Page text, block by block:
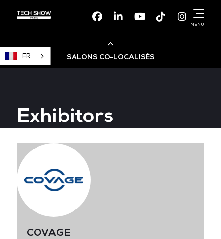
FacebookLinkedinYoutubeTikTok
MENU
FR SALONS CO-LOCALISÉS
Devops Live
Cloud & Cyber Security
Data & AI Leaders Summit
Data Centre World
Exhibitors
COVAGE